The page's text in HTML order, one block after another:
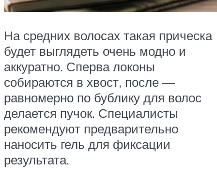
На средних волосах такая прическа
будет выглядеть очень модно и
аккуратно. Сперва локоны
собираются в хвост, после —
равномерно по бублику для волос
делается пучок. Специалисты
рекомендуют предварительно
наносить гель для фиксации
результата.